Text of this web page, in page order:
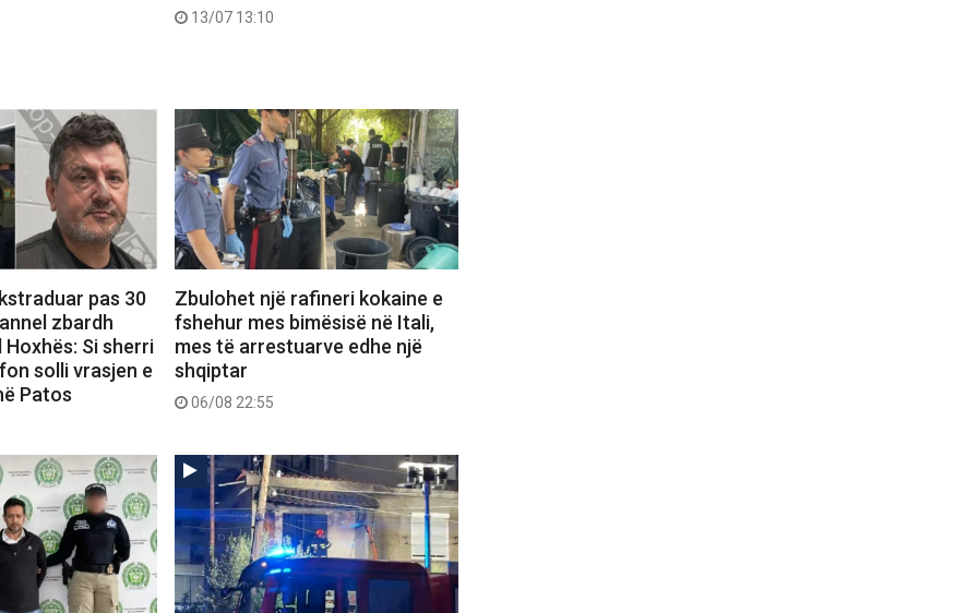
13/07 13:10
pas 30
zbardh
Si sherri
solli vrasjen e
Patos
Zbulohet një rafineri kokaine e
fshehur mes bimësisë në Itali,
mes të arrestuarve edhe një
shqiptar
06/08 22:55